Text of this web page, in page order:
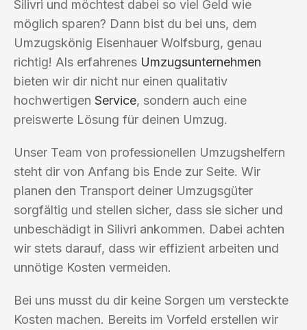
Silivri und möchtest dabei so viel Geld wie
möglich sparen? Dann bist du bei uns, dem
Umzugskönig Eisenhauer Wolfsburg, genau
richtig! Als erfahrenes Umzugsunternehmen
bieten wir dir nicht nur einen qualitativ
hochwertigen Service, sondern auch eine
preiswerte Lösung für deinen Umzug.
Unser Team von professionellen Umzugshelfern
steht dir von Anfang bis Ende zur Seite. Wir
planen den Transport deiner Umzugsgüter
sorgfältig und stellen sicher, dass sie sicher und
unbeschädigt in Silivri ankommen. Dabei achten
wir stets darauf, dass wir effizient arbeiten und
unnötige Kosten vermeiden.
Bei uns musst du dir keine Sorgen um versteckte
Kosten machen. Bereits im Vorfeld erstellen wir